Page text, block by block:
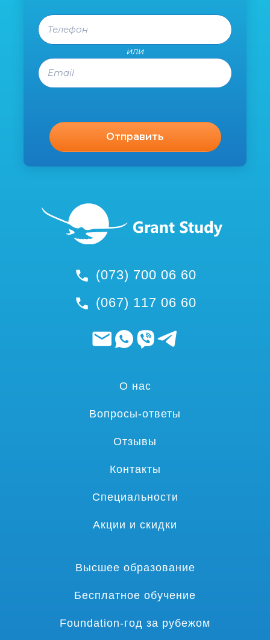
(073) 700 06 60
(067) 117 06 60
Телефон
или
Email
О нас
Вопросы-ответы
Отзывы
Контакты
Специальности
Акции и скидки
Высшее образование
Бесплатное обучение
Foundation-год за рубежом